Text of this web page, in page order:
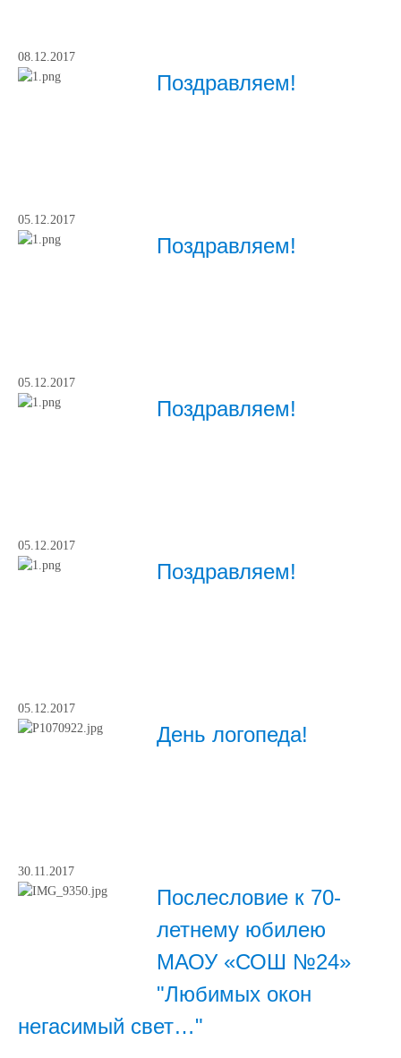
08.12.2017
Поздравляем!
05.12.2017
Поздравляем!
05.12.2017
Поздравляем!
05.12.2017
Поздравляем!
05.12.2017
День логопеда!
30.11.2017
Послесловие к 70-
летнему юбилею
МАОУ «СОШ №24»
"Любимых окон
негасимый свет…"